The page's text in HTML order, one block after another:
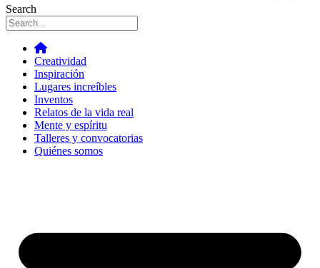
Search
Creatividad
Inspiración
Lugares increíbles
Inventos
Relatos de la vida real
Mente y espíritu
Talleres y convocatorias
Quiénes somos